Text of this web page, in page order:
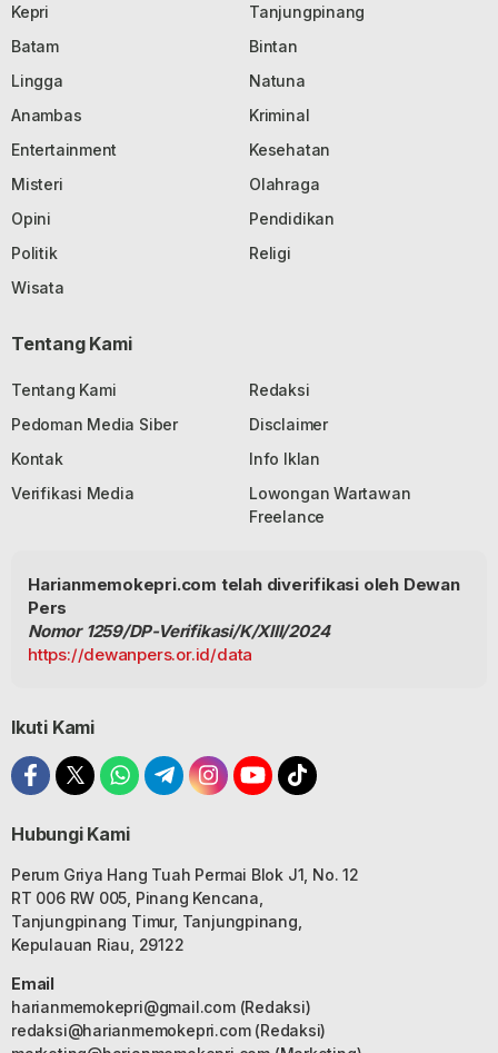
Kepri
Tanjungpinang
Batam
Bintan
Lingga
Natuna
Anambas
Kriminal
Entertainment
Kesehatan
Misteri
Olahraga
Opini
Pendidikan
Politik
Religi
Wisata
Tentang Kami
Tentang Kami
Redaksi
Pedoman Media Siber
Disclaimer
Kontak
Info Iklan
Verifikasi Media
Lowongan Wartawan
Freelance
Harianmemokepri.com telah diverifikasi oleh Dewan
Pers
Nomor 1259/DP-Verifikasi/K/XIII/2024
https://dewanpers.or.id/data
Ikuti Kami
Hubungi Kami
Perum Griya Hang Tuah Permai Blok J1, No. 12
RT 006 RW 005, Pinang Kencana,
Tanjungpinang Timur, Tanjungpinang,
Kepulauan Riau, 29122
Email
harianmemokepri@gmail.com(Redaksi)
redaksi@harianmemokepri.com(Redaksi)